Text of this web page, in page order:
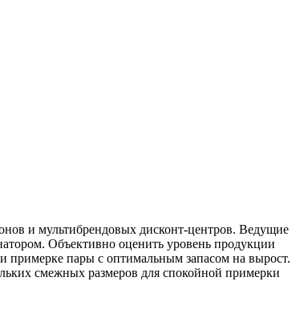
и мультибрендовых дисконт-центров. Ведущие
Объективно оценить уровень продукции
примерке пары с оптимальным запасом на вырост.
смежных размеров для спокойной примерки